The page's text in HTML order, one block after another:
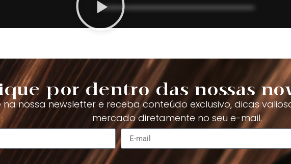
por dentro das nossas
na nossa newsletter e receba conteúdo exclusivo, dicas
mercado diretamente no seu e-mail.